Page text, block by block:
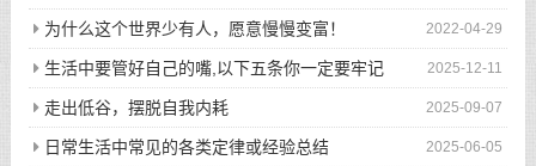
2022-04-29
为什么这个世界少有人，愿意慢慢变富！
2025-12-11
生活中要管好自己的嘴,以下五条你一定要牢记
2025-09-07
走出低谷，摆脱自我内耗
2025-06-05
日常生活中常见的各类定律或经验总结